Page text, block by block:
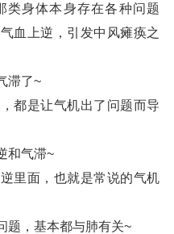
类身体本身存在各种问题
血上逆，引发中风瘫痪之
滞了~
都是让气机出了问题而导
和气滞~
里面，也就是常说的气机
题，基本都与肺有关~